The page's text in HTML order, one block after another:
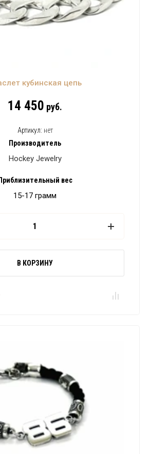
кубинская цепь
14 450 руб.
Артикул: нет
Производитель
Hockey Jewelry
Приблизительный вес
15-17 грамм
В КОРЗИНУ